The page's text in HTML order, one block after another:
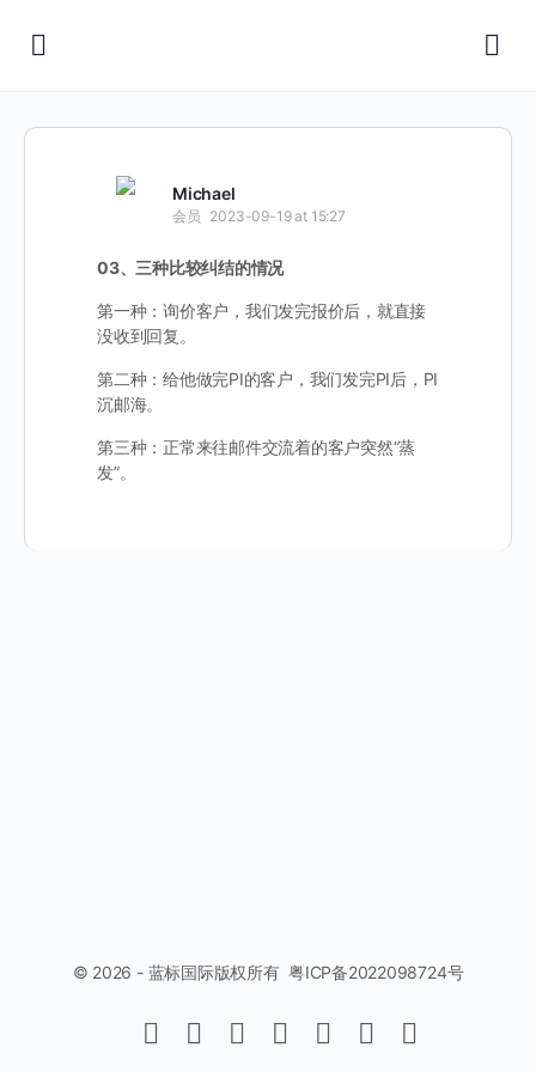
Michael
会员 2023-09-19 at 15:27
03、三种比较纠结的情况
第一种：询价客户，我们发完报价后，就直接
没收到回复。
第二种：给他做完PI的客户，我们发完PI后，PI
沉邮海。
第三种：正常来往邮件交流着的客户突然“蒸
发”。
© 2026 - 蓝标国际版权所有 粤ICP备2022098724号